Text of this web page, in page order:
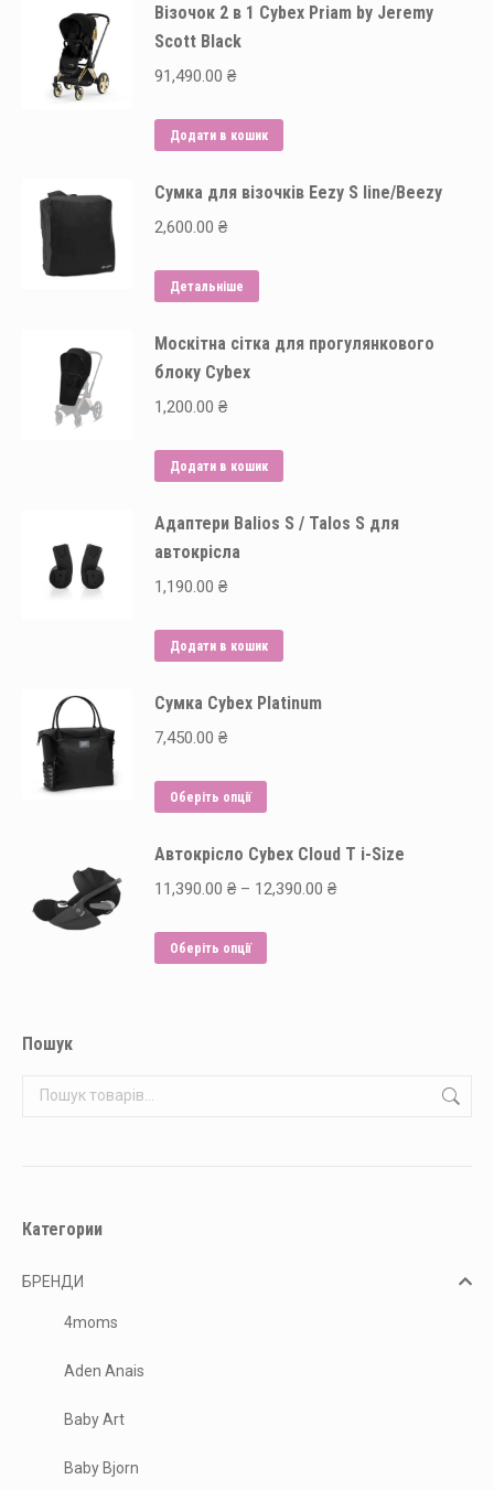
Візочок 2 в 1 Cybex Priam by Jeremy
Scott Black
91,490.00 ₴
Додати в кошик
Сумка для візочків Eezy S line/Beezy
2,600.00 ₴
Детальніше
Москітна сітка для прогулянкового
блоку Cybex
1,200.00 ₴
Додати в кошик
Адаптери Balios S / Talos S для
автокрісла
1,190.00 ₴
Додати в кошик
Сумка Cybex Platinum
7,450.00 ₴
Оберіть опції
має
кілька
Автокрісло Cybex Cloud T i-Size
11,390.00 ₴ – 12,390.00 ₴Price
Оберіть опції
Пошук
Категории
БРЕНДИ
4moms
Aden Anais
Baby Art
Baby Bjorn